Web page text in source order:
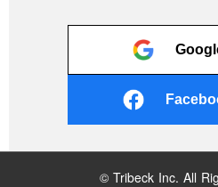
© Tribeck Inc. All